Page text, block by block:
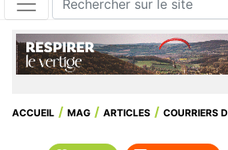
ACCUEIL MAG ARTICLES COURRIERS